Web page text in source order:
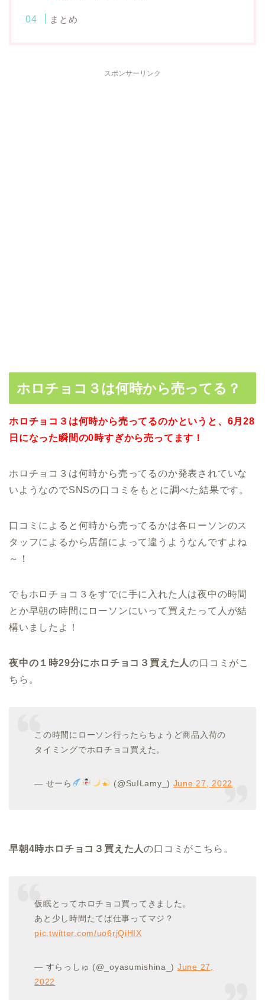
まとめ
スポンサーリンク
ホロチョコ３は何時から売ってる？
ホロチョコ３は何時から売ってるのかというと、6月28
日になった瞬間の0時すぎから売ってます！
ホロチョコ３は何時から売ってるのか発表されていな
いようなのでSNSの口コミをもとに調べた結果です。
口コミによると何時から売ってるかは各ローソンのス
タッフによるから店舗によって違うようなんですよね
～！
でもホロチョコ３をすでに手に入れた人は夜中の時間
とか早朝の時間にローソンにいって買えたって人が結
構いましたよ！
夜中の１時29分にホロチョコ３買えた人の口コミがこ
ちら。
この時間にローソン行ったらちょうど商品入荷の
タイミングでホロチョコ買えた。
— せーら (@SuILamy_) June 27, 2022
早朝4時ホロチョコ３買えた人の口コミがこちら。
仮眠とってホロチョコ買ってきました。
あと少し時間たてば仕事ってマジ？
pic.twitter.com/uo6rjQiHIX
— すらっしゅ (@_oyasumishina_) June 27,
2022